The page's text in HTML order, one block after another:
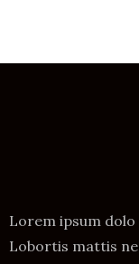
Lorem ipsum
Lobortis mattis